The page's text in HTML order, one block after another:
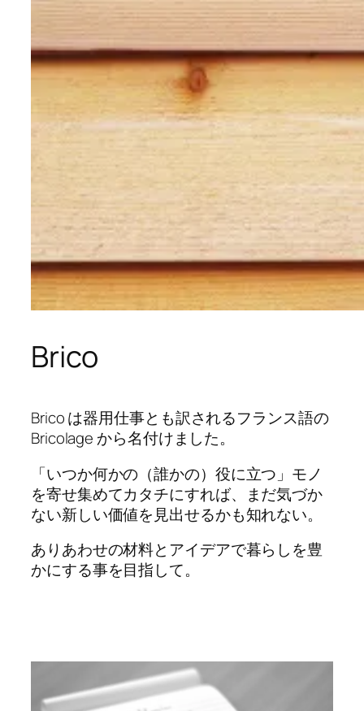
Brico
Brico は器用仕事とも訳されるフランス語の
Bricolage から名付けました。
「いつか何かの（誰かの）役に立つ」モノ
を寄せ集めてカタチにすれば、まだ気づか
ない新しい価値を見出せるかも知れない。
ありあわせの材料とアイデアで暮らしを豊
かにする事を目指して。